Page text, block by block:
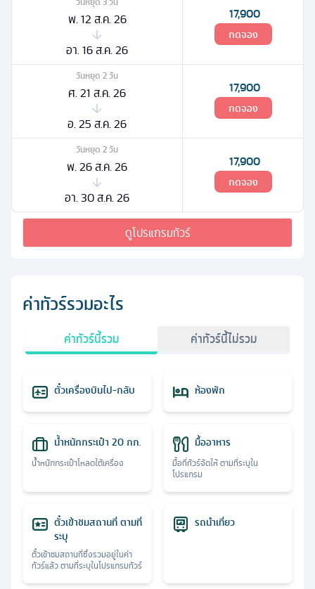
พ. 12 ส.ค. 26
อา. 16 ส.ค. 26
17,900
กดจอง
วันหยุด 2วัน
ศ. 21 ส.ค. 26
อ. 25 ส.ค. 26
17,900
กดจอง
วันหยุด 2วัน
พ. 26 ส.ค. 26
อา. 30 ส.ค. 26
17,900
กดจอง
ดูโปรแกรมทัวร์
ค่าทัวร์รวมอะไร
ค่าทัวร์นี้รวม ค่าทัวร์นี้ไม่รวม
ตั๋วเครื่องบินไป-กลับ ห้องพัก
น้ำหนักกระเป๋า 20 กก.
น้ำหนักกระเป๋าโหลดใต้เครื่อง
มื้ออาหาร
มื้อที่ทัวร์จัดให้ ตามที่ระบุใน
โปรแกรม
ตั๋วเข้าชมสถานที่ ตามที่
ระบุ
ตั๋วเข้าชมสถานที่ซึ่งรวมอยู่ในค่า
ทัวร์แล้ว ตามที่ระบุในโปรแกรมทัวร์
รถนำเที่ยว